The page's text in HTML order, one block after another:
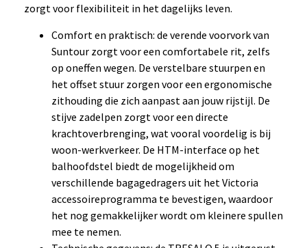
zorgt voor flexibiliteit in het dagelijks leven.
Comfort en praktisch: de verende voorvork van
Suntour zorgt voor een comfortabele rit, zelfs
op oneffen wegen. De verstelbare stuurpen en
het offset stuur zorgen voor een ergonomische
zithouding die zich aanpast aan jouw rijstijl. De
stijve zadelpen zorgt voor een directe
krachtoverbrenging, wat vooral voordelig is bij
woon-werkverkeer. De HTM-interface op het
balhoofdstel biedt de mogelijkheid om
verschillende bagagedragers uit het Victoria
accessoireprogramma te bevestigen, waardoor
het nog gemakkelijker wordt om kleinere spullen
mee te nemen.